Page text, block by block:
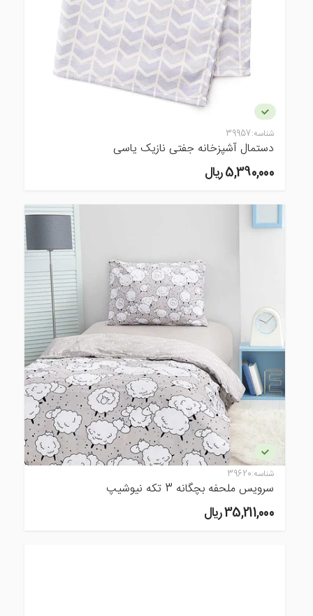
شناسه:39957
دستمال آشپزخانه جفتی نازیک یاسی
5,390,000 ريال
شناسه:39620
سرویس ملحفه بچگانه 3 تکه نیوشیپ
35,211,000 ريال